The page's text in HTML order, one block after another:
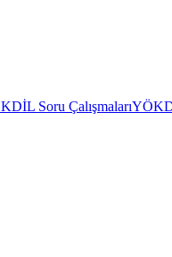
Soru Çalışmaları